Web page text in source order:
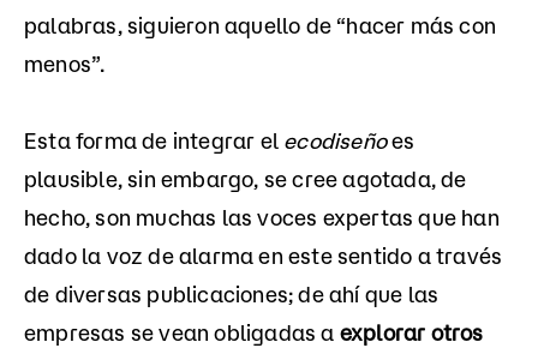
palabras, siguieron aquello de “hacer más con
menos”.
Esta forma de integrar el ecodiseñoes
plausible, sin embargo, se cree agotada, de
hecho, son muchas las voces expertas que han
dado la voz de alarma en este sentido a través
de diversas publicaciones; de ahí que las
empresas se vean obligadas a explorar otros